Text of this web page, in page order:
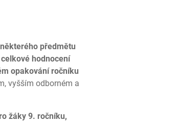
předmětu
hodnocení
opakování ročníku
vyšším odborném a
žáky 9. ročníku,